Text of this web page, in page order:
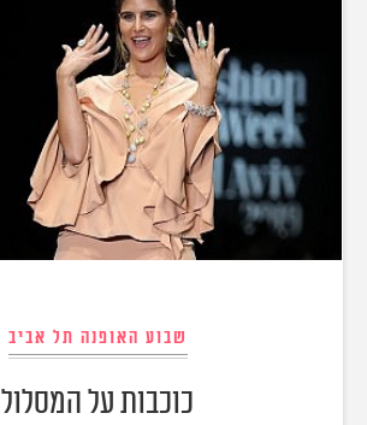
שבוע האופנה תל אביב
כוכבות על המסלול